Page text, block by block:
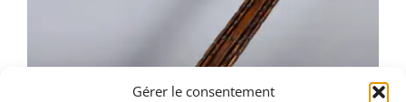
Gérer le consentement
AM044 Pipe en stéatite – Indiens des
grands lacs